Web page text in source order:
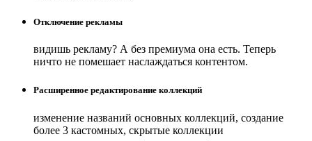
Отключение рекламы
видишь рекламу? А без премиума она есть. Теперь
ничто не помешает наслаждаться контентом.
Расширенное редактирование коллекций
изменение названий основных коллекций, создание
более 3 кастомных, скрытые коллекции